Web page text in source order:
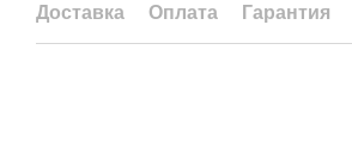
Доставка Оплата Гарантия